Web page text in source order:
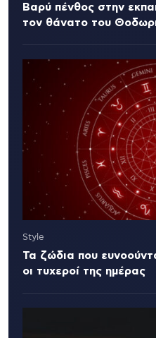
Βαρύ πένθος στην
τον θάνατο του
Style
Τα ζώδια που
οι τυχεροί της ημέρας